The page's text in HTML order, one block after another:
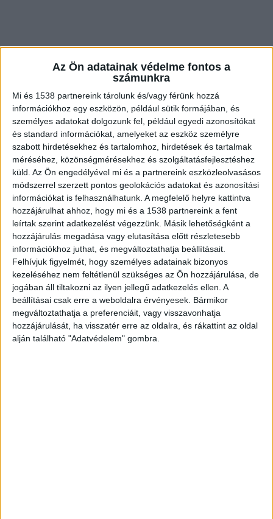
Az Ön adatainak védelme fontos a
számunkra
Mi és 1538 partnereink tárolunk és/vagy férünk hozzá
információkhoz egy eszközön, például sütik formájában, és
személyes adatokat dolgozunk fel, például egyedi azonosítókat
és standard információkat, amelyeket az eszköz személyre
szabott hirdetésekhez és tartalomhoz, hirdetések és tartalmak
méréséhez, közönségmérésekhez és szolgáltatásfejlesztéshez
küld. Az Ön engedélyével mi és a partnereink eszközleolvasásos
módszerrel szerzett pontos geolokációs adatokat és azonosítási
információkat is felhasználhatunk. A megfelelő helyre kattintva
hozzájárulhat ahhoz, hogy mi és a 1538 partnereink a fent
leírtak szerint adatkezelést végezzünk. Másik lehetőségként a
hozzájárulás megadása vagy elutasítása előtt részletesebb
információkhoz juthat, és megváltoztathatja beállításait.
Felhívjuk figyelmét, hogy személyes adatainak bizonyos
kezeléséhez nem feltétlenül szükséges az Ön hozzájárulása, de
jogában áll tiltakozni az ilyen jellegű adatkezelés ellen. A
beállításai csak erre a weboldalra érvényesek. Bármikor
megváltoztathatja a preferenciáit, vagy visszavonhatja
hozzájárulását, ha visszatér erre az oldalra, és rákattint az oldal
alján található "Adatvédelem" gombra.
Haveroknak osztogatták az útleveleket
A külügyminisztérium végül 776 diplomata- és
167 szolgálati útlevél visszavonását javasolja,
mert „politikusi haverok, sportegyesületek, NER-
es üzleti körök, külföldi kötődésű személyek
egész sora kapott minden indok nélkül
diplomata útlevelet az államtól. És évekig
használhatták az útleveleket minden magyarázat
nélkül” – ezt már Velkey György, parlamenti